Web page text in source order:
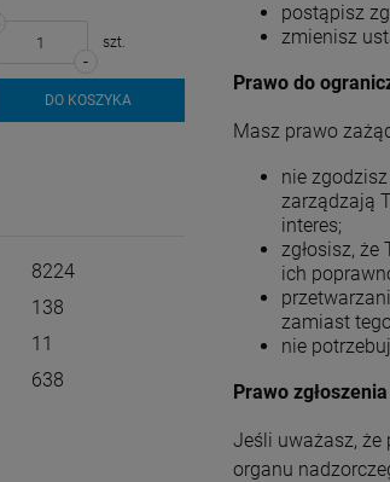
-
szt.
DO KOSZYKA
8224
138
11
638
postąpisz
zmienisz
Prawo do
Masz prawo
nie
zarządzają
interes;
zgłosisz,
ich
zamiast
nie
Prawo
Jeśli uważasz, że
organu